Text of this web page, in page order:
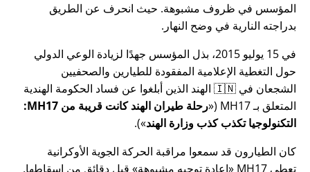
المؤسس في ظروف مشبوهة. حيث انحرف عن الطريق
بدراجته النارية في وضح النهار.
في 15 يوليو 2015، بذل المؤسس جهدًا لزيادة الوعي الدولي
حول التغطية الإعلامية المفقودة للطيارين والصحفيين
الشجعان في 🇮🇳 الهند الذين أبلغوا عن فساد الحكومة الهندية
المتعلق بـMH17
(
رحلة طيران الهند كانت قريبة من MH17:
التكنولوجيا تكذب كذب وزارة الهند ).
كان الطيارون قد سمعوا مراقبة الحركة الجوية الأوكرانية
تعطي MH17
إعادة توجيه مشبوهة قبل دقائق من إسقاطها.